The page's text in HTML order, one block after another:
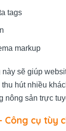
tags
markup
sẽ giúp
thu hút nhiều
nông sản trực
Công cụ tùy